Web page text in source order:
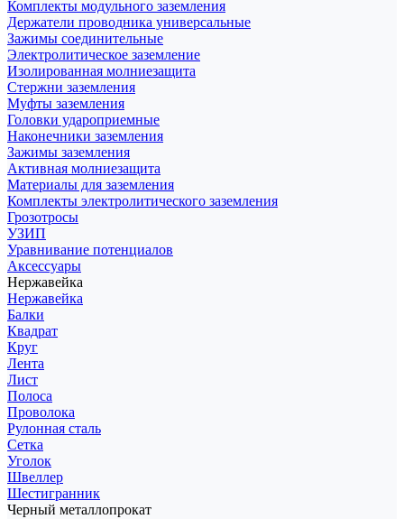
Комплекты модульного заземления
Держатели проводника универсальные
Зажимы соединительные
Электролитическое заземление
Изолированная молниезащита
Стержни заземления
Муфты заземления
Головки удароприемные
Наконечники заземления
Зажимы заземления
Активная молниезащита
Материалы для заземления
Комплекты электролитического заземления
Грозотросы
УЗИП
Уравнивание потенциалов
Аксессуары
Нержавейка
Нержавейка
Балки
Квадрат
Круг
Лента
Лист
Полоса
Проволока
Рулонная сталь
Сетка
Уголок
Швеллер
Шестигранник
Черный металлопрокат